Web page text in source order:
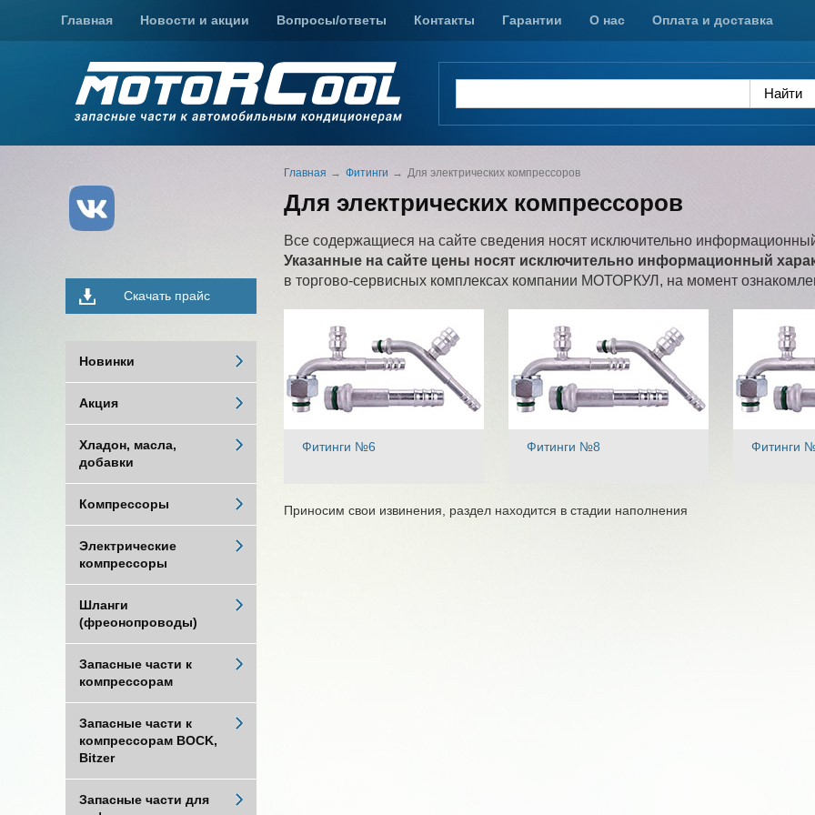
Главная Новости и акции Вопросы/ответы Контакты Гарантии О нас Оплата и доставка
Главная Фитинги Для электрических компрессоров
Для электрических компрессоров
Все содержащиеся на сайте сведения носят исключительно
Указанные на сайте цены носят исключительно информационный
в торгово-сервисных комплексах компании МОТОРКУЛ, на момент
Фитинги №6 Фитинги №8 Фитинги
Приносим свои извинения, раздел находится в стадии наполнения
Скачать прайс
Новинки
Акция
Хладон, масла,
добавки
Компрессоры
Электрические
компрессоры
Шланги
(фреонопроводы)
Запасные части к
компрессорам
Запасные части к
компрессорам BOCK,
Bitzer
Запасные части для